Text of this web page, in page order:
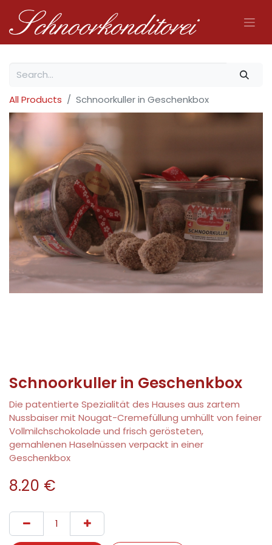
All Products Schnoorkuller in Geschenkbox
Schnoorkuller in Geschenkbox
Die patentierte Spezialität des Hauses aus zartem
Nussbaiser mit Nougat-Cremefüllung umhüllt von feiner
Vollmilchschokolade und frisch gerösteten,
gemahlenen Haselnüssen verpackt in einer
Geschenkbox
8.20 €